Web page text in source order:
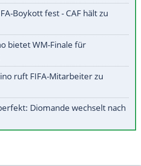
Boykott fest - CAF hält zu
bietet WM-Finale für
ruft FIFA-Mitarbeiter zu
Diomande wechselt nach